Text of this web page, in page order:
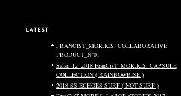
FRANCIST_MOR.K.S. COLLABORATIVE
PRODUCT_N˚01
Safari 12_2018 FranCisT_MOR.K.S. CAPSULE
COLLECTION ( RAINBOWRISE )
2018 SS ECHOES SURF ( NOT SURF )
FRANCIST_MOR.K.S. COLLABORATIVE
PRODUCT_N˚01
FRANCIST_MOR.K.S.
COLLABORATIVE PRODUCT_N˚01